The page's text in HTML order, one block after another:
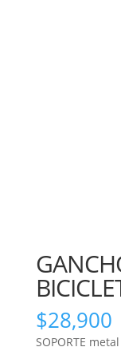
$28,900
SOPORTE metal